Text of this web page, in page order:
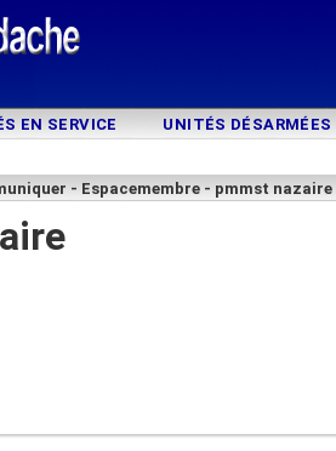
EN SERVICE UNITÉS DÉSARMÉES
- Espacemembre - pmmst nazaire